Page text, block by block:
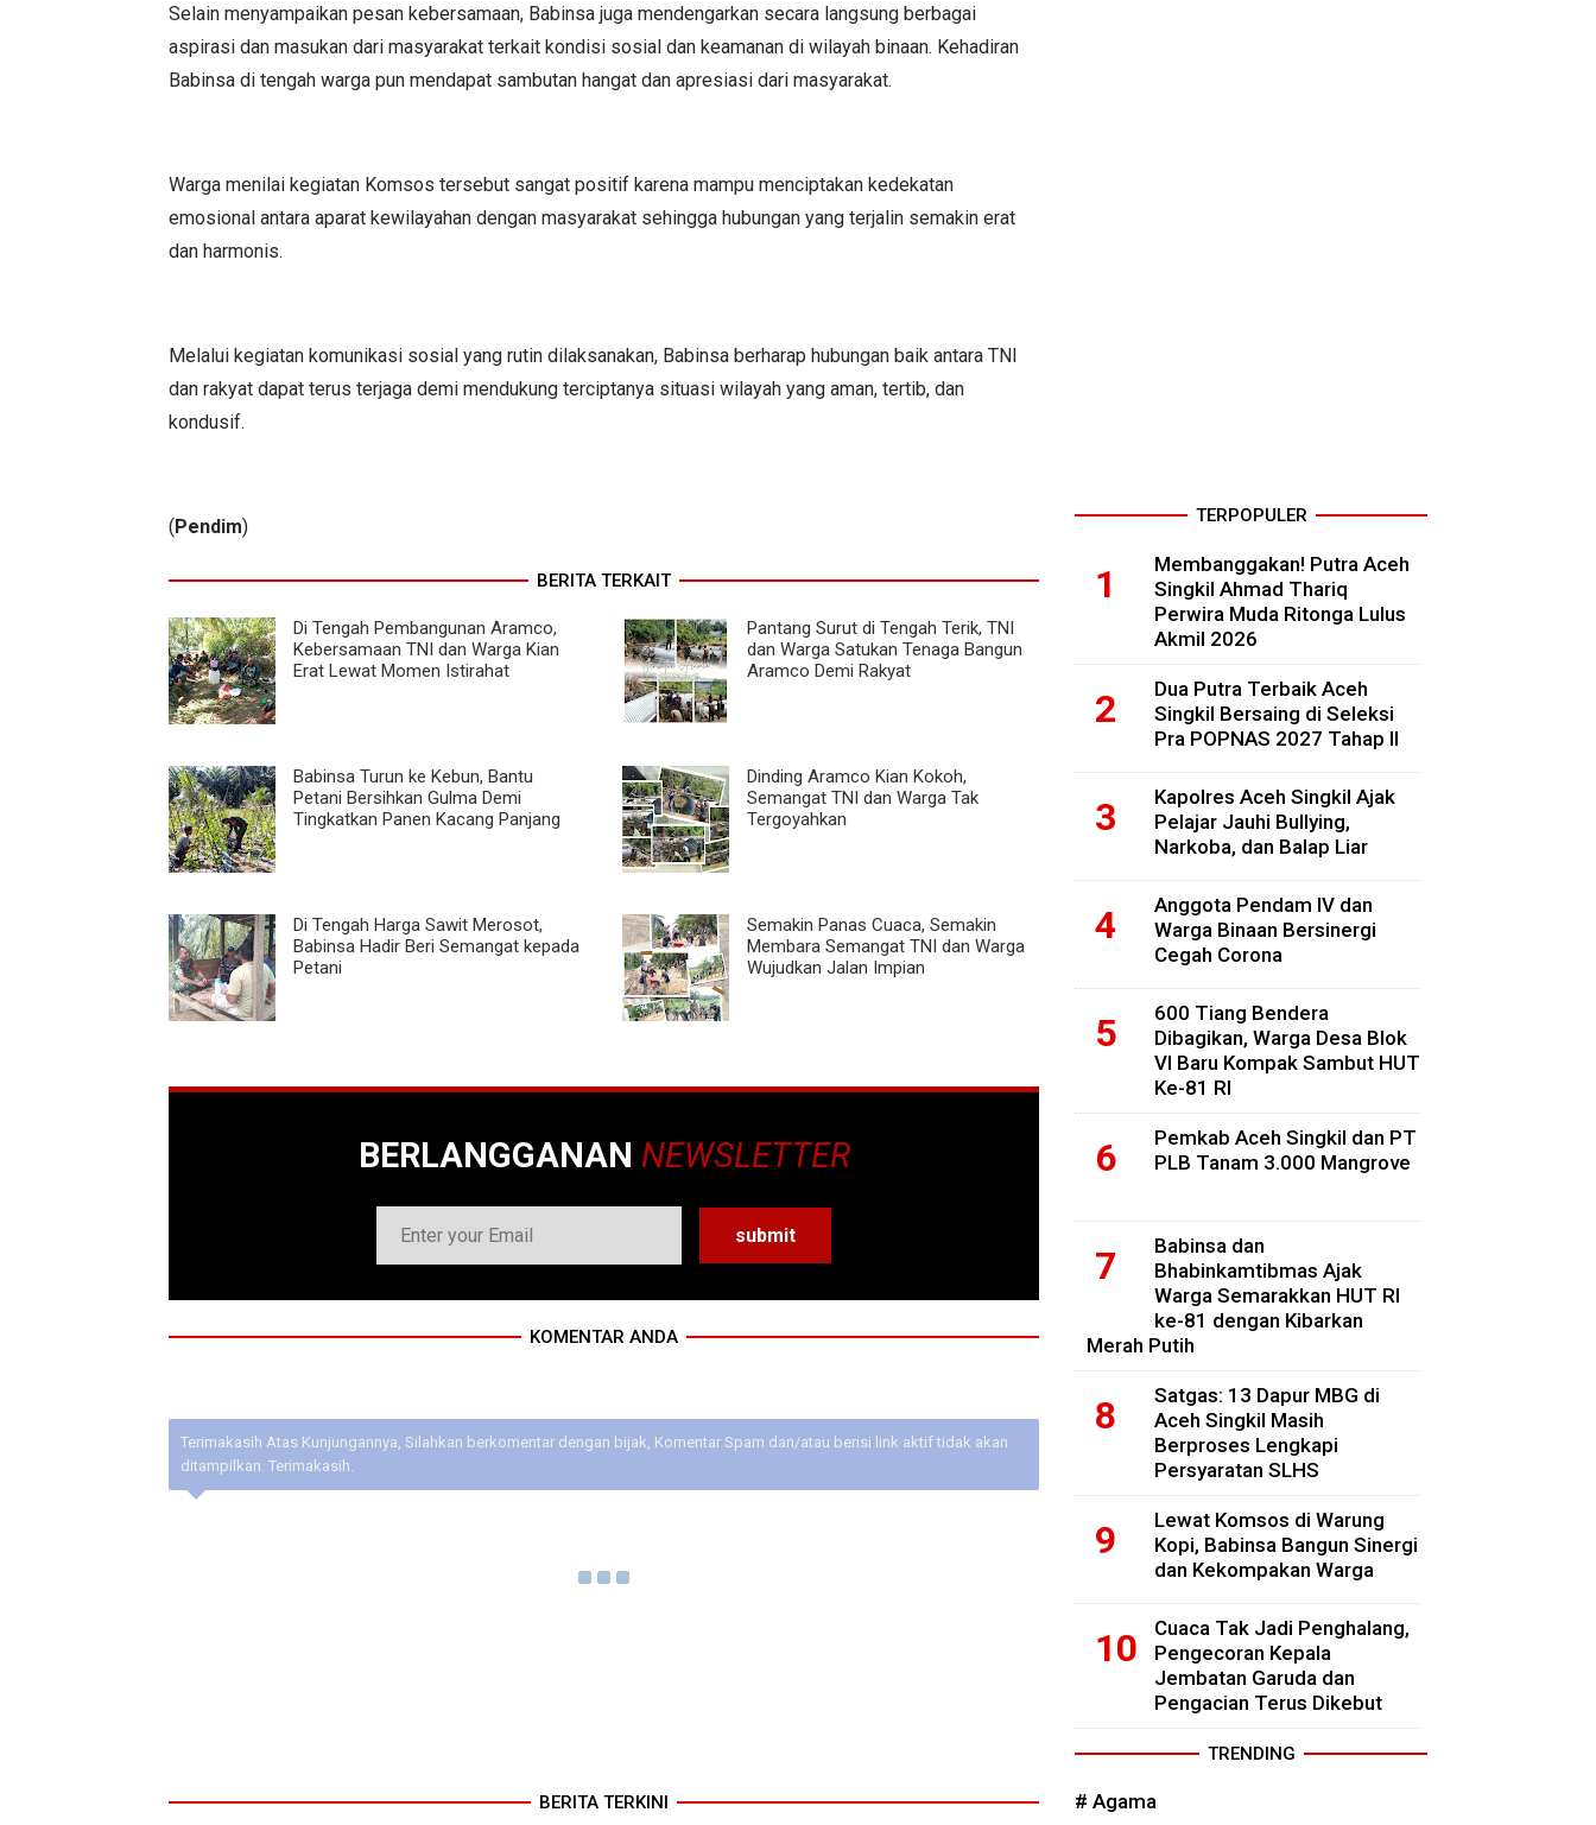
Selain menyampaikan pesan kebersamaan, Babinsa juga mendengarkan secara langsung berbagai
aspirasi dan masukan dari masyarakat terkait kondisi sosial dan keamanan di wilayah binaan. Kehadiran
Babinsa di tengah warga pun mendapat sambutan hangat dan apresiasi dari masyarakat.
Warga menilai kegiatan Komsos tersebut sangat positif karena mampu menciptakan kedekatan
emosional antara aparat kewilayahan dengan masyarakat sehingga hubungan yang terjalin semakin erat
dan harmonis.
Melalui kegiatan komunikasi sosial yang rutin dilaksanakan, Babinsa berharap hubungan baik antara TNI
dan rakyat dapat terus terjaga demi mendukung terciptanya situasi wilayah yang aman, tertib, dan
kondusif.
(Pendim)
BERITA TERKAIT
Di Tengah Pembangunan Aramco,
Kebersamaan TNI dan Warga Kian
Erat Lewat Momen Istirahat
Pantang Surut di Tengah Terik, TNI
dan Warga Satukan Tenaga Bangun
Aramco Demi Rakyat
Babinsa Turun ke Kebun, Bantu
Petani Bersihkan Gulma Demi
Tingkatkan Panen Kacang Panjang
Dinding Aramco Kian Kokoh,
Semangat TNI dan Warga Tak
Tergoyahkan
Di Tengah Harga Sawit Merosot,
Babinsa Hadir Beri Semangat kepada
Petani
Semakin Panas Cuaca, Semakin
Membara Semangat TNI dan Warga
Wujudkan Jalan Impian
BERLANGGANAN NEWSLETTER
KOMENTAR ANDA
Terimakasih Atas Kunjungannya, Silahkan berkomentar dengan bijak, Komentar Spam dan/atau berisi link aktif tidak akan
ditampilkan. Terimakasih.
BERITA TERKINI
TERPOPULER
Membanggakan! Putra Aceh
Singkil Ahmad Thariq
Perwira Muda Ritonga Lulus
Akmil 2026
Dua Putra Terbaik Aceh
Singkil Bersaing di Seleksi
Pra POPNAS 2027 Tahap II
Kapolres Aceh Singkil Ajak
Pelajar Jauhi Bullying,
Narkoba, dan Balap Liar
Anggota Pendam IV dan
Warga Binaan Bersinergi
Cegah Corona
600 Tiang Bendera
Dibagikan, Warga Desa Blok
VI Baru Kompak Sambut HUT
Ke-81 RI
Pemkab Aceh Singkil dan PT
PLB Tanam 3.000 Mangrove
Babinsa dan
Bhabinkamtibmas Ajak
Warga Semarakkan HUT RI
ke-81 dengan Kibarkan
Merah Putih
Satgas: 13 Dapur MBG di
Aceh Singkil Masih
Berproses Lengkapi
Persyaratan SLHS
Lewat Komsos di Warung
Kopi, Babinsa Bangun Sinergi
dan Kekompakan Warga
Cuaca Tak Jadi Penghalang,
Pengecoran Kepala
Jembatan Garuda dan
Pengacian Terus Dikebut
TRENDING
# Agama